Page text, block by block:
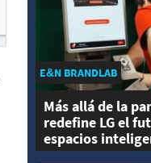
E&N BRANDLAB
Más allá de la
redefine LG el
espacios